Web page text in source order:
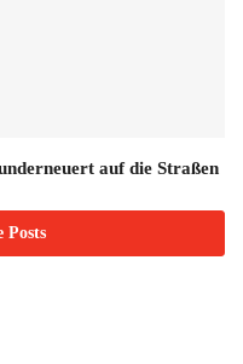
auf die Straßen
Posts